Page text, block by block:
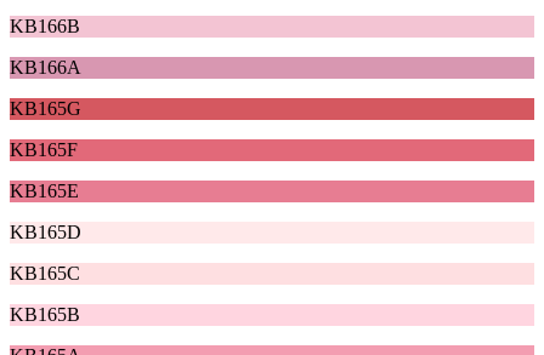
KB166B
KB166A
KB165G
KB165F
KB165E
KB165D
KB165C
KB165B